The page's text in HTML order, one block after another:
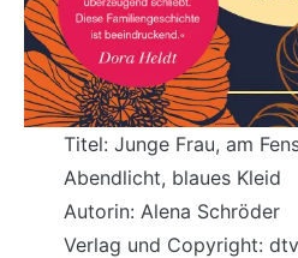
Titel: Junge Frau, am
Abendlicht, blaues Kleid
Autorin: Alena Schröder
Verlag und Copyright: dtv